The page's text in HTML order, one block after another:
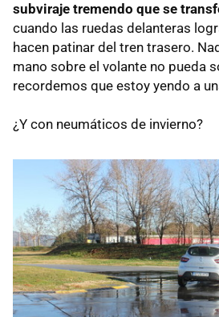
subviraje tremendo que se
cuando las ruedas delanteras
hacen patinar del tren trasero.
mano sobre el volante no pueda
recordemos que estoy yendo a
¿Y con neumáticos de invierno?